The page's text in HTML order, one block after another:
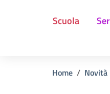
Scuola
Home Novità